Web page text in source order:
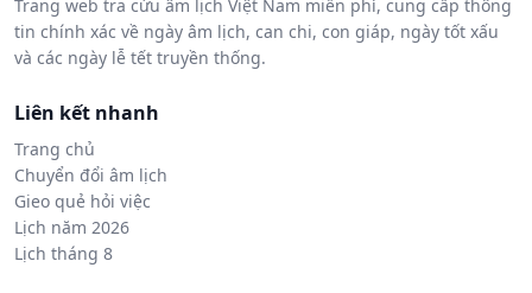
Trang web tra cứu âm lịch Việt Nam miễn phí, cung cấp thông
tin chính xác về ngày âm lịch, can chi, con giáp, ngày tốt xấu
và các ngày lễ tết truyền thống.
Liên kết nhanh
Trang chủ
Chuyển đổi âm lịch
Gieo quẻ hỏi việc
Lịch năm 2026
Lịch tháng 8